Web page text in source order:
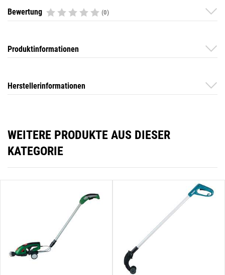
Bewertung (0)
Produktinformationen
Herstellerinformationen
WEITERE PRODUKTE AUS DIESER
KATEGORIE